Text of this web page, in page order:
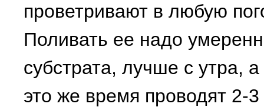
проветривают в любую
Поливать ее надо
субстрата, лучше с утра,
это же время проводят 2-